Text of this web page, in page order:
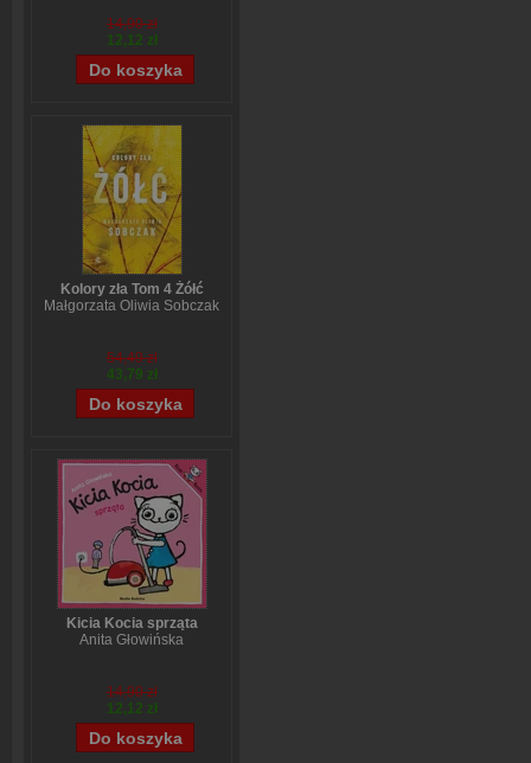
14,90 zł
12,12 zł
Kolory zła Tom 4 Żółć
Małgorzata Oliwia Sobczak
54,49 zł
43,79 zł
Kicia Kocia sprząta
Anita Głowińska
14,90 zł
12,12 zł